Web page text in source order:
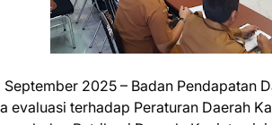
September 2025 – Badan Pendapatan
evaluasi terhadap Peraturan Daerah